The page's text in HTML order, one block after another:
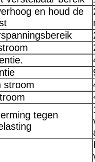
en houd de
stroom
tegen